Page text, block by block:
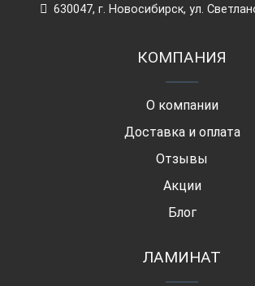
630047, г. Новосибирск, ул.
КОМПАНИЯ
О компании
Доставка и оплата
Отзывы
Акции
Блог
ЛАМИНАТ